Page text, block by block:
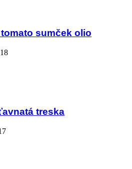
sumček olio
treska